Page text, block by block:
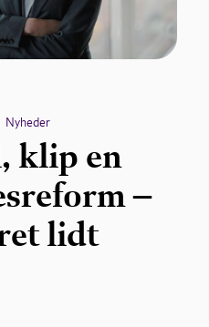
Nyheder
klip en
–
lidt